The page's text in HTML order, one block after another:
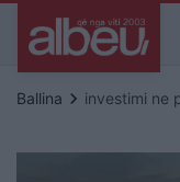
Ballina keyboard_arrow_right investimi ne